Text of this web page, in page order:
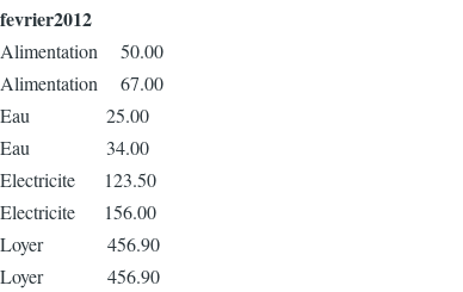
fevrier2012
Alimentation 50.00
Alimentation 67.00
Eau 25.00
Eau 34.00
Electricite 123.50
Electricite 156.00
Loyer 456.90
Loyer 456.90